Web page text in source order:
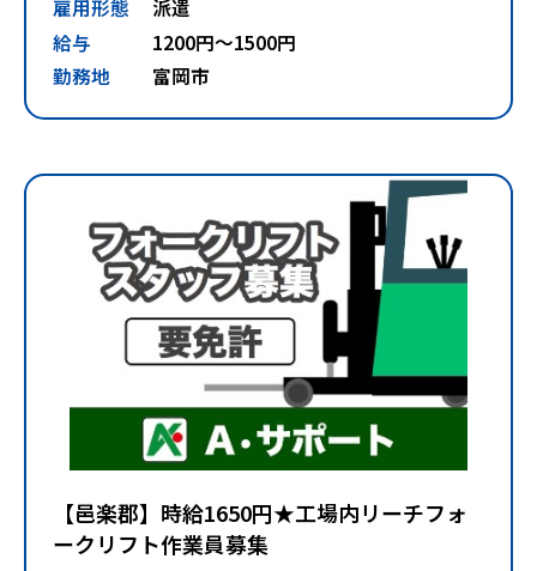
雇用形態
派遣
給与
1200円～1500円
勤務地
富岡市
【邑楽郡】時給1650円★工場内リーチフォ
ークリフト作業員募集